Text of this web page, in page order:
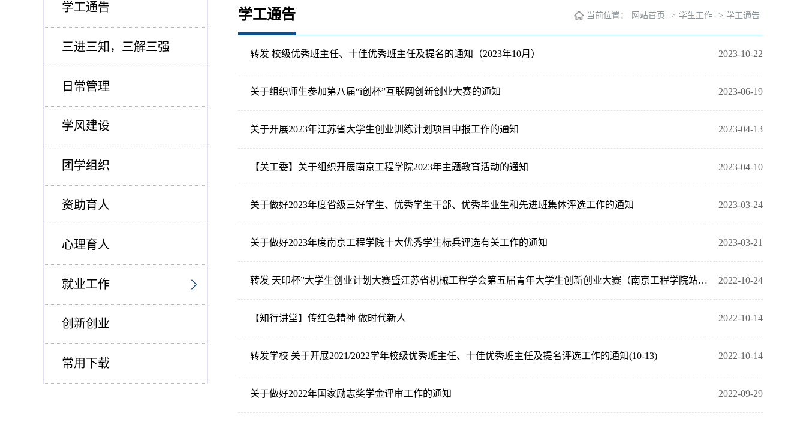
学工通告
三进三知，三解三强
日常管理
学风建设
团学组织
资助育人
心理育人
就业工作
创新创业
常用下载
学工通告 当前位置： 网站首页 -> 学生工作 -> 学工通告
2023-10-22
转发 校级优秀班主任、十佳优秀班主任及提名的通知（2023年10月）
2023-06-19
关于组织师生参加第八届“i创杯”互联网创新创业大赛的通知
2023-04-13
关于开展2023年江苏省大学生创业训练计划项目申报工作的通知
2023-04-10
【关工委】关于组织开展南京工程学院2023年主题教育活动的通知
2023-03-24
关于做好2023年度省级三好学生、优秀学生干部、优秀毕业生和先进班集体评选工作的通知
2023-03-21
关于做好2023年度南京工程学院十大优秀学生标兵评选有关工作的通知
2022-10-24
转发 天印杯”大学生创业计划大赛暨江苏省机械工程学会第五届青年大学生创新创业大赛（南京工程学院站）的通知
2022-10-14
【知行讲堂】传红色精神 做时代新人
2022-10-14
转发学校 关于开展2021/2022学年校级优秀班主任、十佳优秀班主任及提名评选工作的通知(10-13)
2022-09-29
关于做好2022年国家励志奖学金评审工作的通知